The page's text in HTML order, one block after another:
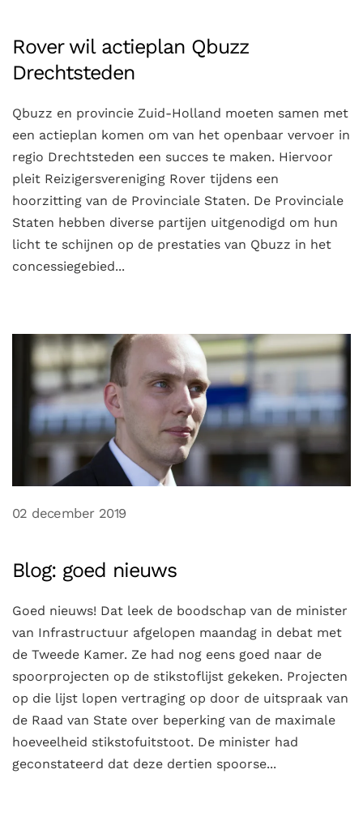
Rover wil actieplan Qbuzz
Drechtsteden
Qbuzz en provincie Zuid-Holland moeten samen met
een actieplan komen om van het openbaar vervoer in
regio Drechtsteden een succes te maken. Hiervoor
pleit Reizigersvereniging Rover tijdens een
hoorzitting van de Provinciale Staten. De Provinciale
Staten hebben diverse partijen uitgenodigd om hun
licht te schijnen op de prestaties van Qbuzz in het
concessiegebied...
02 december 2019
Blog: goed nieuws
Goed nieuws! Dat leek de boodschap van de minister
van Infrastructuur afgelopen maandag in debat met
de Tweede Kamer. Ze had nog eens goed naar de
spoorprojecten op de stikstoflijst gekeken. Projecten
op die lijst lopen vertraging op door de uitspraak van
de Raad van State over beperking van de maximale
hoeveelheid stikstofuitstoot. De minister had
geconstateerd dat deze dertien spoorse...